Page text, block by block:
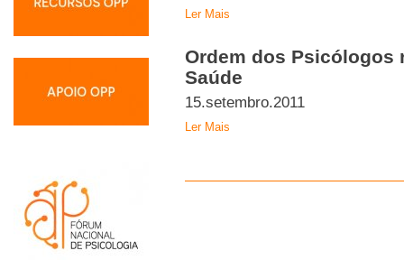
Ler Mais
Ordem dos Psicólogos
Saúde
15.setembro.2011
Ler Mais